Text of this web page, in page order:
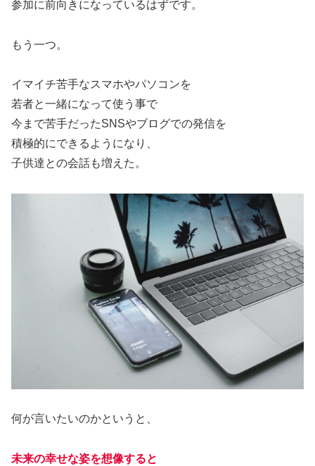
参加に前向きになっているはずです。
もう一つ。
イマイチ苦手なスマホやパソコンを
若者と一緒になって使う事で
今まで苦手だったSNSやブログでの発信を
積極的にできるようになり、
子供達との会話も増えた。
何が言いたいのかというと、
未来の幸せな姿を想像すると